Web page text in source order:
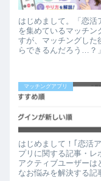
はじめまして。「恋
を集めているマッチン
すが、マッチングした
らできるんだろう…？
マッチングアプリ
はじめまして！｢恋活
プリに関する記事・レ
アクティブユーザーは
なお悩みを解決する記